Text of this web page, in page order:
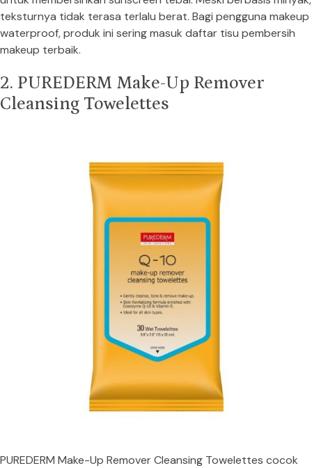
teksturnya tidak terasa terlalu berat. Bagi pengguna makeup
waterproof, produk ini sering masuk daftar tisu pembersih
makeup terbaik.
2. PUREDERM Make-Up Remover
Cleansing Towelettes
PUREDERM Make-Up Remover Cleansing Towelettes cocok